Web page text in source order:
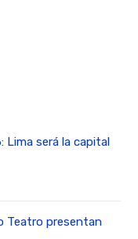
Lima será la capital
Teatro presentan